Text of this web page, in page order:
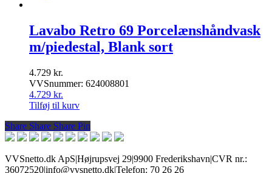
Lavabo Retro 69 Porcelænshåndvask
m/piedestal, Blank sort
4.729 kr.
VVSnummer: 624008801
4.729 kr.
Tilføj til kurv
Share
Share Share Share Pin
VVSnetto.dk ApS|Højrupsvej 29|9900 Frederikshavn|CVR nr.:
36072520|info@vvsnetto.dk|Telefon: 70 26 26